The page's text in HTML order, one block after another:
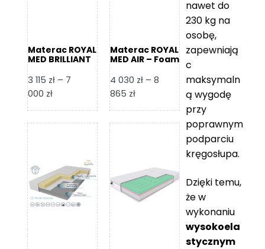
Materac ROYAL
MED BRILLIANT
3 115 zł – 7
000 złZakres
od
7
000 zł
Materac ROYAL
MED AIR – Foam
4 030 zł – 8
865 złZakres
od
8
865 zł
nawet do
230 kg na
osobę,
zapewniają
c
maksymaln
ą wygodę
przy
poprawnym
podparciu
kręgosłupa.
Dzięki temu,
że w
wykonaniu
wysokoela
stycznym